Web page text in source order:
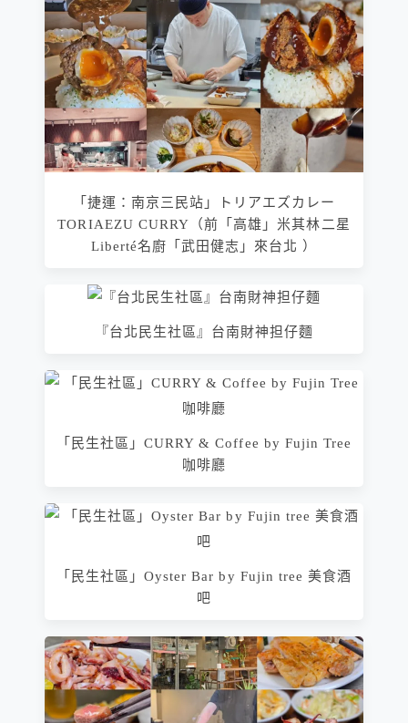
「捷運：南京三民站」トリアエズカレー
TORIAEZU CURRY（前「高雄」米其林二星
Liberté名廚「武田健志」來台北 ）
『台北民生社區』台南財神担仔麵
「民生社區」CURRY & Coffee by Fujin Tree
咖啡廳
「民生社區」Oyster Bar by Fujin tree 美食酒
吧